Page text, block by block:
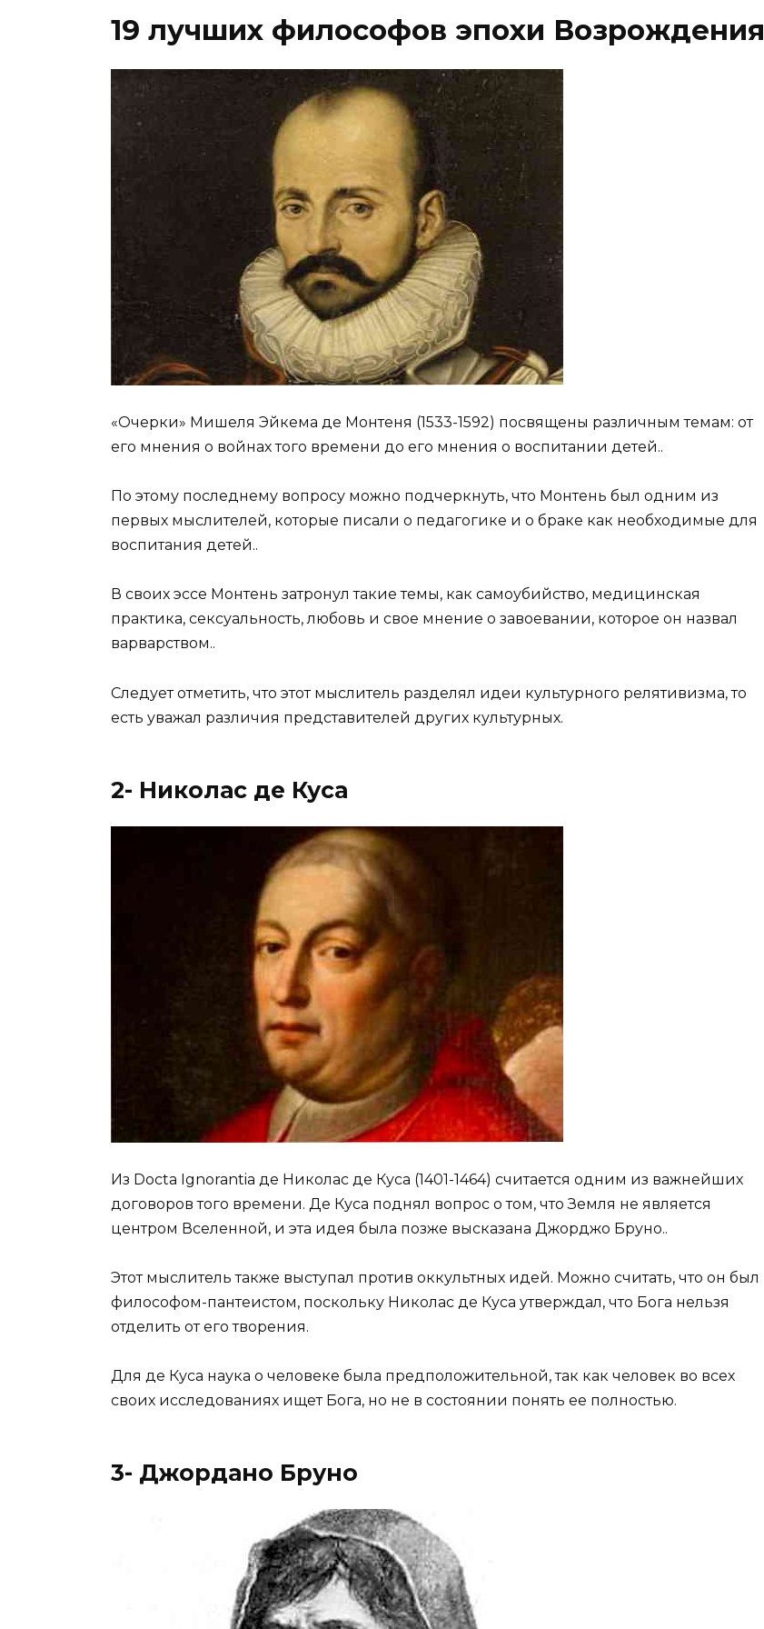
19 лучших философов эпохи Возрождения
«Очерки» Мишеля Эйкема де Монтеня (1533-1592) посвящены различным темам: от
его мнения о войнах того времени до его мнения о воспитании детей..
По этому последнему вопросу можно подчеркнуть, что Монтень был одним из
первых мыслителей, которые писали о педагогике и о браке как необходимые для
воспитания детей..
В своих эссе Монтень затронул такие темы, как самоубийство, медицинская
практика, сексуальность, любовь и свое мнение о завоевании, которое он назвал
варварством..
Следует отметить, что этот мыслитель разделял идеи культурного релятивизма, то
есть уважал различия представителей других культурных.
2- Николас де Куса
Из Docta Ignorantia де Николас де Куса (1401-1464) считается одним из важнейших
договоров того времени. Де Куса поднял вопрос о том, что Земля не является
центром Вселенной, и эта идея была позже высказана Джорджо Бруно..
Этот мыслитель также выступал против оккультных идей. Можно считать, что он был
философом-пантеистом, поскольку Николас де Куса утверждал, что Бога нельзя
отделить от его творения.
Для де Куса наука о человеке была предположительной, так как человек во всех
своих исследованиях ищет Бога, но не в состоянии понять ее полностью.
3- Джордано Бруно